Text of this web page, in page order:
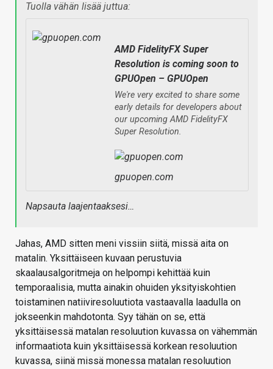
Tuolla vähän lisää juttua:
AMD FidelityFX Super
Resolution is coming soon to
GPUOpen – GPUOpen
We're very excited to share some
early details for developers about
our upcoming AMD FidelityFX
Super Resolution.
gpuopen.com
Napsauta laajentaaksesi…
Jahas, AMD sitten meni vissiin siitä, missä aita on
matalin. Yksittäiseen kuvaan perustuvia
skaalausalgoritmeja on helpompi kehittää kuin
temporaalisia, mutta ainakin ohuiden yksityiskohtien
toistaminen natiiviresoluutiota vastaavalla laadulla on
jokseenkin mahdotonta. Syy tähän on se, että
yksittäisessä matalan resoluution kuvassa on vähemmän
informaatiota kuin yksittäisessä korkean resoluution
kuvassa, siinä missä monessa matalan resoluution